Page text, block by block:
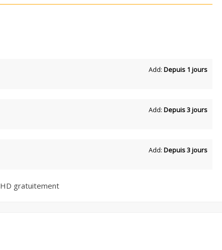
Add: Depuis 1 jours
Add: Depuis 3 jours
Add: Depuis 3 jours
gratuitement